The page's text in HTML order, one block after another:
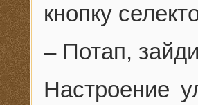
кнопку
– Потап,
Настроение